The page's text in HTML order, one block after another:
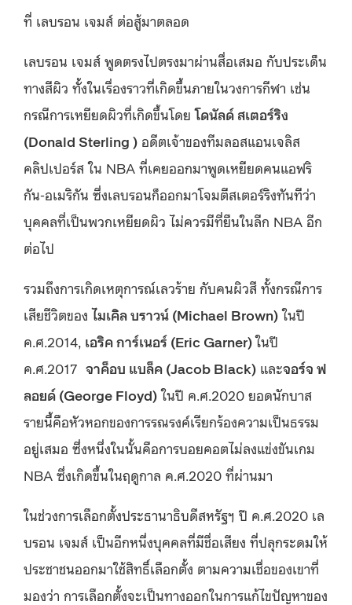
ที่ เลบรอน เจมส์ ต่อสู้มาตลอด
เลบรอน เจมส์ พูดตรงไปตรงมาผ่านสื่อเสมอ กับประเด็น
ทางสีผิว ทั้งในเรื่องราวที่เกิดขึ้นภายในวงการกีฬา เช่น
กรณีการเหยียดผิวที่เกิดขึ้นโดยโดนัลด์ สเตอร์ริง
(Donald Sterling ) อดีตเจ้าของทีมลอสแอนเจลิส
คลิปเปอร์ส ใน NBA ที่เคยออกมาพูดเหยียดคนแอฟริ
กัน-อเมริกัน ซึ่งเลบรอนก็ออกมาโจมตีสเตอร์ริงทันทีว่า
บุคคลที่เป็นพวกเหยียดผิว ไม่ควรมีที่ยืนในลีก NBA อีก
ต่อไป
รวมถึงการเกิดเหตุการณ์เลวร้าย กับคนผิวสี ทั้งกรณีการ
เสียชีวิตของไมเคิล บราวน์ (Michael Brown)ในปี
ค.ศ.2014, เอริค การ์เนอร์ (Eric Garner)ในปี
ค.ศ.2017 จาค็อบ แบล็ค (Jacob Black) และจอร์จ ฟ
ลอยด์ (George Floyd)ในปี ค.ศ.2020 ยอดนักบาส
รายนี้คือหัวหอกของการรณรงค์เรียกร้องความเป็นธรรม
อยู่เสมอ ซึ่งหนึ่งในนั้นคือการบอยคอตไม่ลงแข่งขันเกม
NBA ซึ่งเกิดขึ้นในฤดูกาล ค.ศ.2020 ที่ผ่านมา
ในช่วงการเลือกตั้งประธานาธิบดีสหรัฐฯ ปี ค.ศ.2020 เล
บรอน เจมส์ เป็นอีกหนึ่งบุคคลที่มีชื่อเสียง ที่ปลุกระดมให้
ประชาชนออกมาใช้สิทธิ์เลือกตั้ง ตามความเชื่อของเขาที่
มองว่า การเลือกตั้งจะเป็นทางออกในการแก้ไขปัญหาของ